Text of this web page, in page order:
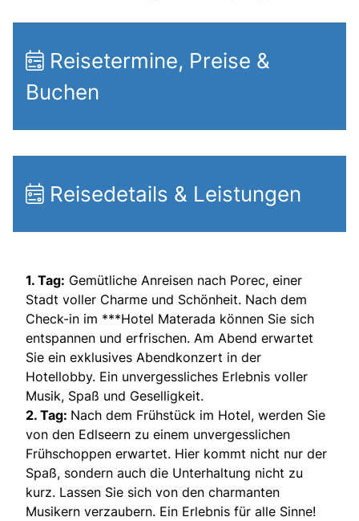
Reisetermine, Preise &
Buchen
Reisedetails & Leistungen
1. Tag: Gemütliche Anreisen nach Porec, einer
Stadt voller Charme und Schönheit. Nach dem
Check-in im ***Hotel Materada können Sie sich
entspannen und erfrischen. Am Abend erwartet
Sie ein exklusives Abendkonzert in der
Hotellobby. Ein unvergessliches Erlebnis voller
Musik, Spaß und Geselligkeit.
2. Tag: Nach dem Frühstück im Hotel, werden Sie
von den Edlseern zu einem unvergesslichen
Frühschoppen erwartet. Hier kommt nicht nur der
Spaß, sondern auch die Unterhaltung nicht zu
kurz. Lassen Sie sich von den charmanten
Musikern verzaubern. Ein Erlebnis für alle Sinne!